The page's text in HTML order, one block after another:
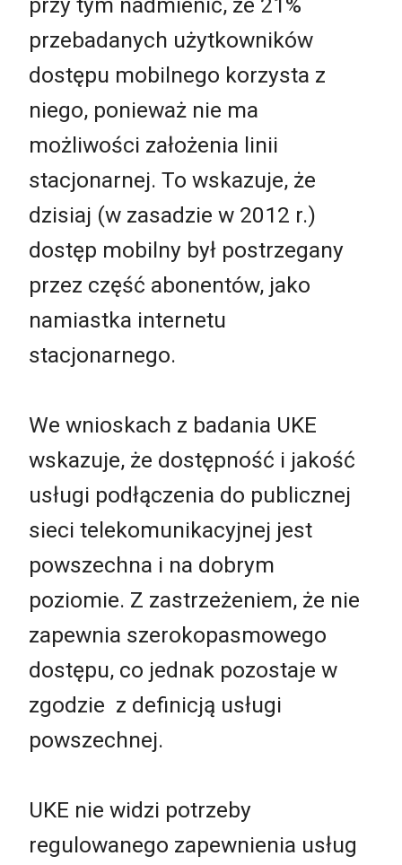
przebadanych użytkowników
dostępu mobilnego korzysta z
niego, ponieważ nie ma
możliwości założenia linii
stacjonarnej. To wskazuje, że
dzisiaj (w zasadzie w 2012 r.)
dostęp mobilny był postrzegany
przez część abonentów, jako
namiastka internetu
stacjonarnego.
We wnioskach z badania UKE
wskazuje, że dostępność i jakość
usługi podłączenia do publicznej
sieci telekomunikacyjnej jest
powszechna i na dobrym
poziomie. Z zastrzeżeniem, że nie
zapewnia szerokopasmowego
dostępu, co jednak pozostaje w
zgodzie z definicją usługi
powszechnej.
UKE nie widzi potrzeby
regulowanego zapewnienia usług